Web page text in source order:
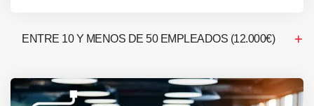
ENTRE 10 Y MENOS DE 50 EMPLEADOS (12.000€)